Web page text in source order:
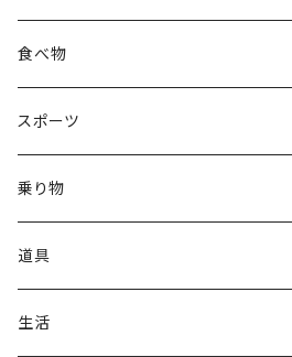
ハロウィン
正月
端午の節句
結婚式
父の日
ヨーロッパ
トライバル
中国
北欧
サンタクロース
七福神
金太郎
天使
シニア
星
雫
貝殻
山
木
梅
桜
プルメリア
野バラ
牡丹
ネコ
ウマ
サイ
チンパンジー
トリ
食べ物
スイーツ
かき氷
アイス
フルーツ
スイカ
イチゴ
和食
お雑煮
野菜
スポーツ
相撲
乗り物
車
道具
ファッション
生活